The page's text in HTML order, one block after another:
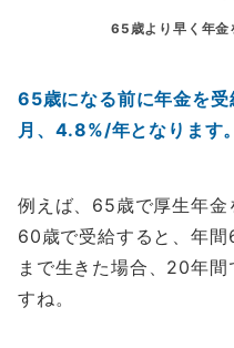
65歳より早く年金
65歳になる前に年金を
月、4.8%/年となります。
例えば、65歳で厚生年
60歳で受給すると、年
まで生きた場合、20年
すね。